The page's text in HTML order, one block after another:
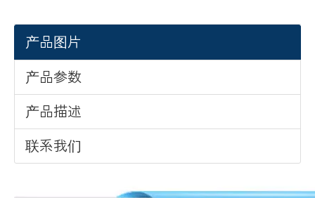
产品图片
产品参数
产品描述
联系我们